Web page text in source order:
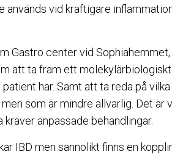
vid kraftigare
Gastro center vid
att ta fram ett
har. Samt att ta reda på
som är mindre allvarlig. Det är
anpassade behandlingar.
IBD men sannolikt finns en